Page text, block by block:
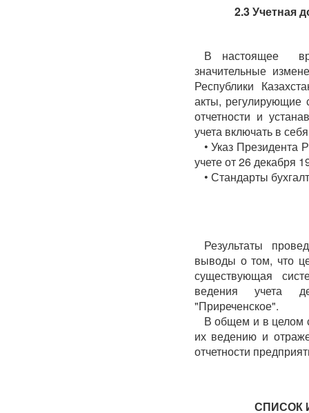
2.3 Учетная
В настоящее
значительные
Республики
акты, регулирующие
отчетности и
учета включать в
• Указ Президента
учете от 26 декабря
• Стандарты
Результаты
выводы о том, что
существующая
ведения учета
"Приреченское".
В общем и в целом
их ведению и
отчетности
СПИСОК